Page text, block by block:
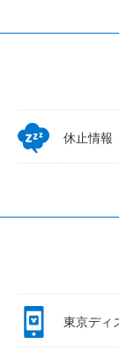
休止情報
東京ディ